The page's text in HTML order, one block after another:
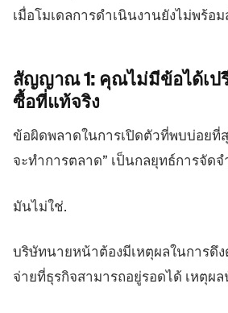
เมื่อโมเดลการดำเนินงานยังไม่พร้อ
สัญญาณ 1: คุณไม่มีข้อได้เป
ซื้อที่แท้จริง
ข้อผิดพลาดในการเปิดตัวที่พบบ่อยที่สุ
จะทำการตลาด” เป็นกลยุทธ์การจัด
มันไม่ใช่.
บริษัทนายหน้าต้องมีเหตุผลในการดึ
จ่ายที่ธุรกิจสามารถอยู่รอดได้ เหตุผ